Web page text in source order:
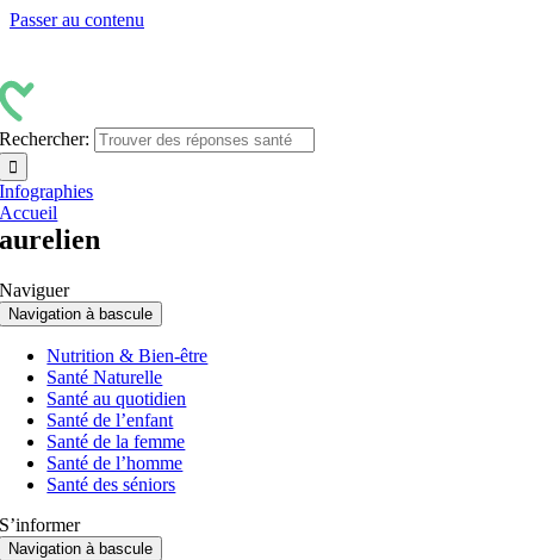
Passer au contenu
Rechercher:
Infographies
Accueil
aurelien
Naviguer
Navigation à bascule
Nutrition & Bien-être
Santé Naturelle
Santé au quotidien
Santé de l’enfant
Santé de la femme
Santé de l’homme
Santé des séniors
S’informer
Navigation à bascule